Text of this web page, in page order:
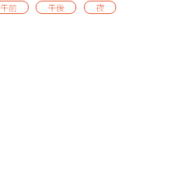
午前 午後 夜